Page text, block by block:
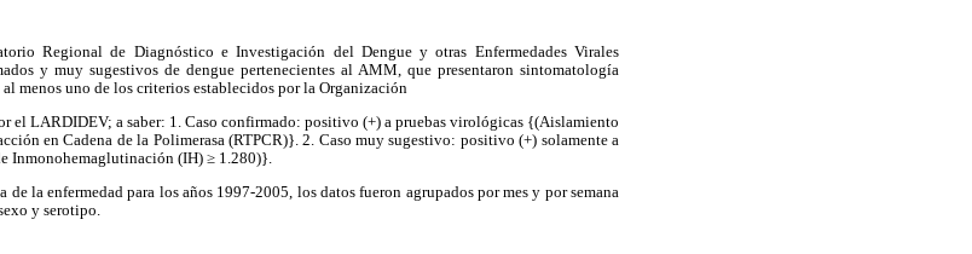
Regional de Diagnóstico e Investigación del Dengue y otras Enfermedades Virales
y muy sugestivos de dengue pertenecientes al AMM, que presentaron sintomatología
menos uno de los criterios establecidos por la Organización
el LARDIDEV; a saber: 1. Caso confirmado: positivo (+) a pruebas virológicas {(Aislamiento
en Cadena de la Polimerasa (RTPCR)}. 2. Caso muy sugestivo: positivo (+) solamente a
Inmonohemaglutinación (IH) ≥ 1.280)}.
la enfermedad para los años 1997-2005, los datos fueron agrupados por mes y por semana
y serotipo.